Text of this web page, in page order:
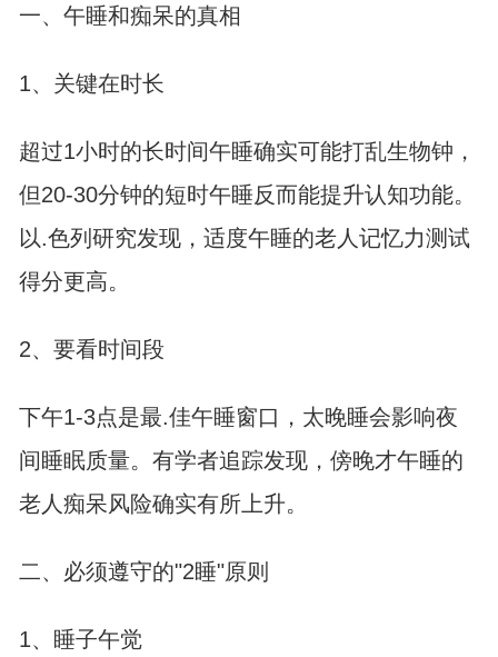
一、午睡和痴呆的真相
1、关键在时长
超过1小时的长时间午睡确实可能打乱生物钟，
但20-30分钟的短时午睡反而能提升认知功能。
以.色列研究发现，适度午睡的老人记忆力测试
得分更高。
2、要看时间段
下午1-3点是最.佳午睡窗口，太晚睡会影响夜
间睡眠质量。有学者追踪发现，傍晚才午睡的
老人痴呆风险确实有所上升。
二、必须遵守的"2睡"原则
1、睡子午觉